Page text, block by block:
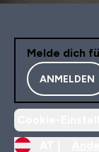
Melde dich
ANMELDEN